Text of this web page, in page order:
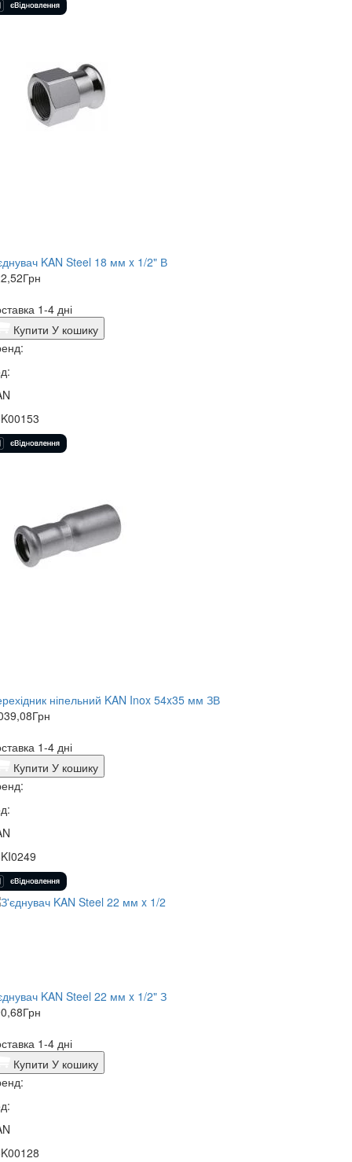
KAN Steel 18 мм x 1/2" В
Грн
1-4 дні
Купити У кошику
ніпельний KAN Inox 54x35 мм ЗВ
Грн
1-4 дні
Купити У кошику
KAN Steel 22 мм x 1/2" З
Грн
1-4 дні
Купити У кошику